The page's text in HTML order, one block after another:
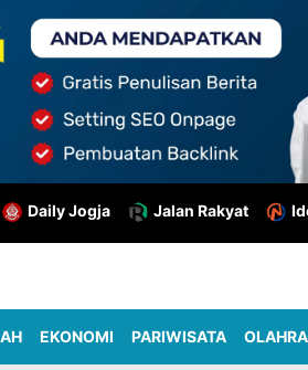
Daily Jogja Jalan Rakyat
EKONOMI PARIWISATA